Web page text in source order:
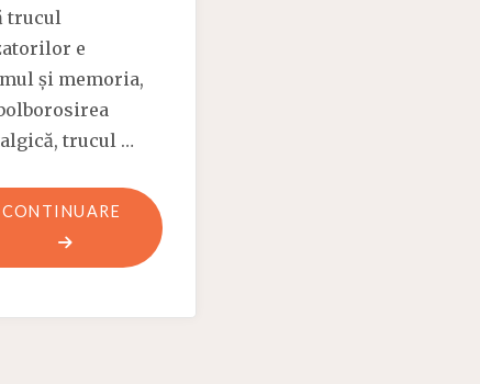
trucul
e
și memoria,
trucul …
CONTINUARE "VIZĂ
REZIDENȚĂ